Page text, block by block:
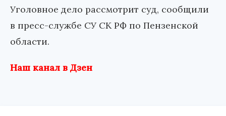
Уголовное дело рассмотрит суд, сообщили
в пресс-службе СУ СК РФ по Пензенской
области.
Наш канал в Дзен